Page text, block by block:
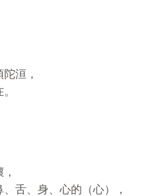
洹，
舌、身、心的（心），